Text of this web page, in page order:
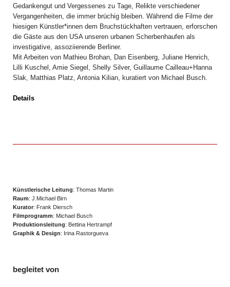
Gedankengut und Vergessenes zu Tage, Relikte verschiedener
Vergangenheiten, die immer brüchig bleiben. Während die Filme der
hiesigen Künstler*innen dem Bruchstückhaften vertrauen, erforschen
die Gäste aus den USA unseren urbanen Scherbenhaufen als
investigative, assoziierende Berliner.
Mit Arbeiten von Mathieu Brohan, Dan Eisenberg, Juliane Henrich,
Lilli Kuschel, Amie Siegel, Shelly Silver, Guillaume Cailleau+Hanna
Slak, Matthias Platz, Antonia Kilian, kuratiert von Michael Busch.
Details
Künstlerische Leitung: Thomas Martin
Raum: J.Michael Birn
Kurator: Frank Diersch
Filmprogramm: Michael Busch
Produktionsleitung: Bettina Hertrampf
Graphik & Design: Irina Rastorgueva
begleitet von